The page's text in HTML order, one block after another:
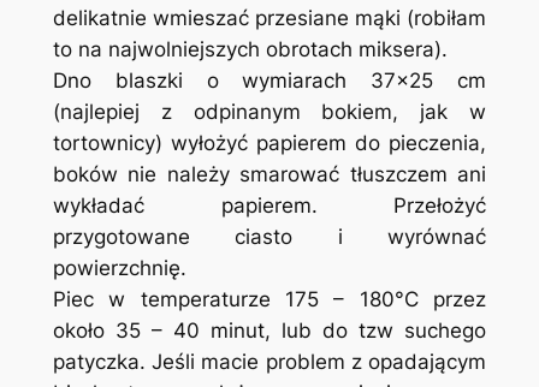
delikatnie wmieszać przesiane mąki (robiłam
to na najwolniejszych obrotach miksera).
Dno blaszki o wymiarach 37×25 cm
(najlepiej z odpinanym bokiem, jak w
tortownicy) wyłożyć papierem do pieczenia,
boków nie należy smarować tłuszczem ani
wykładać papierem. Przełożyć
przygotowane ciasto i wyrównać
powierzchnię.
Piec w temperaturze 175 – 180°C przez
około 35 – 40 minut, lub do tzw suchego
patyczka. Jeśli macie problem z opadającym